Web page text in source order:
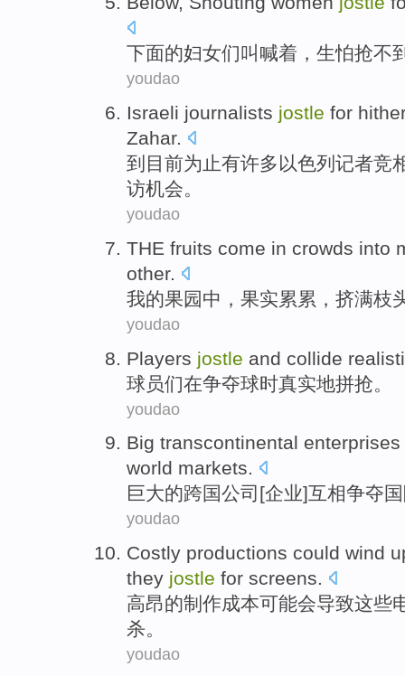
下面的妇女们叫喊着，生怕抢不
youdao
Israeli journalists jostle for
Zahar.
到目前为止有许多 以色列 记者竞
访机会。
youdao
THE fruits come in crowds into
other.
我的果园中 ， 果实累累，挤满枝
youdao
Players jostle and collide
球员们在争夺球时真实地拼抢 。
youdao
Big transcontinental enterprises
world markets.
巨大的跨国公司[企业]互相争夺
youdao
Costly productions could wind
they jostle for screens.
高昂的制作成本可能会导致这些
杀。
youdao